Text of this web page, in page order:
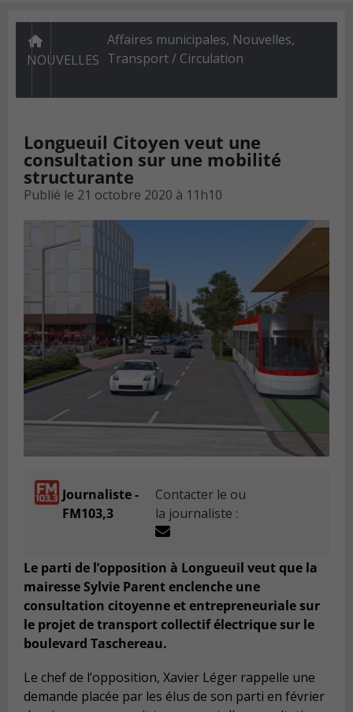
NOUVELLES
Affaires municipales, Nouvelles,
Transport / Circulation
Longueuil Citoyen veut une
consultation sur une mobilité
structurante
Publié le 21 octobre 2020 à 11h10
Journaliste -
FM103,3
Contacter le ou
la journaliste :
Le parti de l’opposition à Longueuil veut que la
mairesse Sylvie Parent enclenche une
consultation citoyenne et entrepreneuriale sur
le projet de transport collectif électrique sur le
boulevard Taschereau.
Le chef de l’opposition, Xavier Léger rappelle une
demande placée par les élus de son parti en février